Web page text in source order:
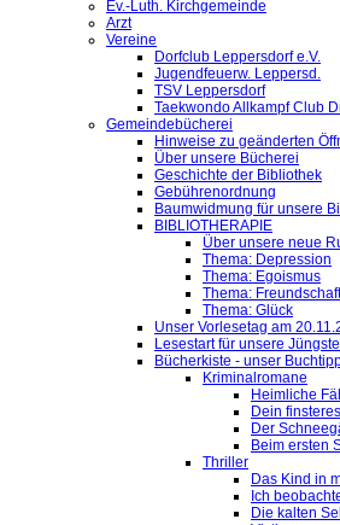
Ev.-Luth. Kirchgemeinde
Arzt
Vereine
Dorfclub Leppersdorf e.V.
Jugendfeuerw. Leppersd.
TSV Leppersdorf
Taekwondo Allkampf Club
Gemeindebücherei
Hinweise zu geänderten
Über unsere Bücherei
Geschichte der Bibliothek
Gebührenordnung
Baumwidmung für unsere
BIBLIOTHERAPIE
Über unsere neue
Thema: Depression
Thema: Egoismus
Thema: Freundschaft
Thema: Glück
Unser Vorlesetag am
Lesestart für unsere
Bücherkiste - unser
Kriminalromane
Heimliche
Dein
Der
Beim ersten
Thriller
Das Kind in
Ich
Die kalten